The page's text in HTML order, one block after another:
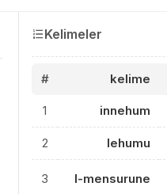
Kelimeler
# kelime
1 innehum
2 lehumu
3 l-mensurune